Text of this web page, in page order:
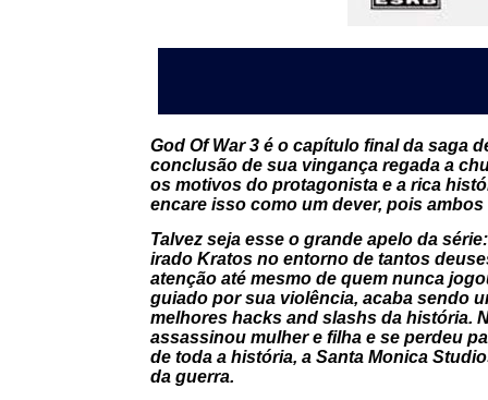
God Of War 3 é o capítulo final da saga
conclusão de sua vingança regada a
os motivos do protagonista e a rica
encare isso como um dever, pois
Talvez seja esse o grande apelo da
irado Kratos no entorno de tantos
atenção até mesmo de quem nunca
guiado por sua violência, acaba sendo
melhores hacks and slashsda história.
assassinou mulher e filha e se perdeu
de toda a história, a Santa Monica
da guerra.